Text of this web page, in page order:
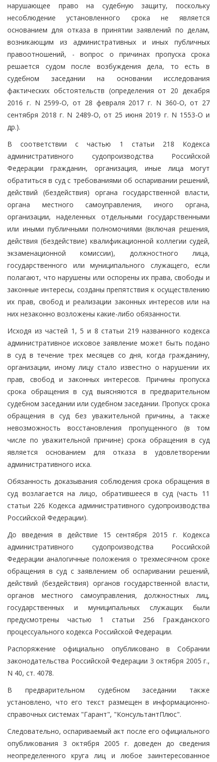
нарушающее право на судебную защиту, поскольку
несоблюдение установленного срока не является
основанием для отказа в принятии заявлений по делам,
возникающим из административных и иных публичных
правоотношений, - вопрос о причинах пропуска срока
решается судом после возбуждения дела, то есть в
судебном заседании на основании исследования
фактических обстоятельств (определения от 20 декабря
2016 г. N 2599-О, от 28 февраля 2017 г. N 360-О, от 27
сентября 2018 г. N 2489-О, от 25 июня 2019 г. N 1553-О и
др.).
В соответствии с частью 1 статьи 218 Кодекса
административного судопроизводства Российской
Федерации гражданин, организация, иные лица могут
обратиться в суд с требованиями об оспаривании решений,
действий (бездействия) органа государственной власти,
органа местного самоуправления, иного органа,
организации, наделенных отдельными государственными
или иными публичными полномочиями (включая решения,
действия (бездействие) квалификационной коллегии судей,
экзаменационной комиссии), должностного лица,
государственного или муниципального служащего, если
полагают, что нарушены или оспорены их права, свободы и
законные интересы, созданы препятствия к осуществлению
их прав, свобод и реализации законных интересов или на
них незаконно возложены какие-либо обязанности.
Исходя из частей 1, 5 и 8 статьи 219 названного кодекса
административное исковое заявление может быть подано
в суд в течение трех месяцев со дня, когда гражданину,
организации, иному лицу стало известно о нарушении их
прав, свобод и законных интересов. Причины пропуска
срока обращения в суд выясняются в предварительном
судебном заседании или судебном заседании. Пропуск срока
обращения в суд без уважительной причины, а также
невозможность восстановления пропущенного (в том
числе по уважительной причине) срока обращения в суд
является основанием для отказа в удовлетворении
административного иска.
Обязанность доказывания соблюдения срока обращения в
суд возлагается на лицо, обратившееся в суд (часть 11
статьи 226 Кодекса административного судопроизводства
Российской Федерации).
До введения в действие 15 сентября 2015 г. Кодекса
административного судопроизводства Российской
Федерации аналогичные положения о трехмесячном сроке
обращения в суд с заявлением об оспаривании решений,
действий (бездействия) органов государственной власти,
органов местного самоуправления, должностных лиц,
государственных и муниципальных служащих были
предусмотрены частью 1 статьи 256 Гражданского
процессуального кодекса Российской Федерации.
Распоряжение официально опубликовано в Собрании
законодательства Российской Федерации 3 октября 2005 г.,
N 40, ст. 4078.
В предварительном судебном заседании также
установлено, что его текст размещен в информационно-
справочных системах "Гарант", "КонсультантПлюс".
Следовательно, оспариваемый акт после его официального
опубликования 3 октября 2005 г. доведен до сведения
неопределенного круга лиц и любое заинтересованное